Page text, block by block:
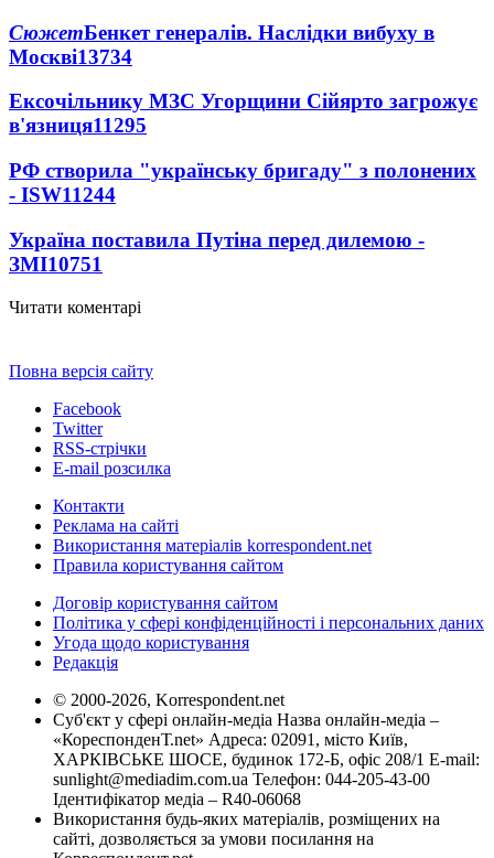
СюжетБенкет генералів. Наслідки вибуху в
Москві13734
Ексочільнику МЗС Угорщини Сійярто загрожує
в'язниця11295
РФ створила "українську бригаду" з полонених
- ISW11244
Україна поставила Путіна перед дилемою -
ЗМІ10751
Читати коментарі
Повна версія сайту
Facebook
Twitter
RSS-стрічки
E-mail розсилка
Контакти
Реклама на сайті
Використання матеріалів korrespondent.net
Правила користування сайтом
Договір користування сайтом
Політика у сфері конфіденційності і персональних даних
Угода щодо користування
Редакція
© 2000-2026, Korrespondent.net
Суб'єкт у сфері онлайн-медіа Назва онлайн-медіа –
«КореспонденТ.net» Адреса: 02091, місто Київ,
ХАРКІВСЬКЕ ШОСЕ, будинок 172-Б, офіс 208/1 E-mail:
sunlight@mediadim.com.ua Телефон: 044-205-43-00
Ідентифікатор медіа – R40-06068
Використання будь-яких матеріалів, розміщених на
сайті, дозволяється за умови посилання на